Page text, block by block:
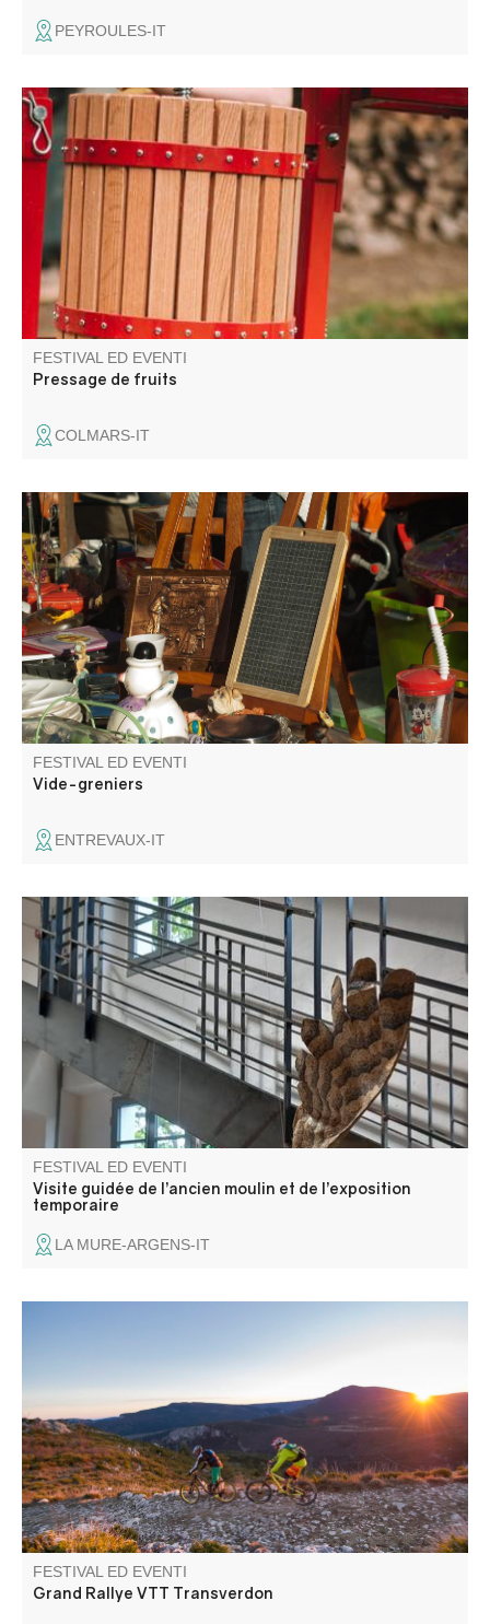
PEYROULES-IT
Une journée pour broyer, presser, pasteuriser, échanger,
et partager sans modération !
FESTIVAL ED EVENTI
Pressage de fruits
COLMARS-IT
La garde entrevalaise organise un vide-grenier à
l'intérieur du vieux village.
FESTIVAL ED EVENTI
Vide-greniers
ENTREVAUX-IT
Dans le cadre des journées européennes du patrimoine,
partez à la découverte de l’ancien moulin industriel en
visite guidée.
FESTIVAL ED EVENTI
Visite guidée de l’ancien moulin et de l’exposition
temporaire
LA MURE-ARGENS-IT
mountain bike. Prevede 30-40 km al giorno per 1100-
1400 m di dislivello totale.
FESTIVAL ED EVENTI
Grand Rallye VTT Transverdon